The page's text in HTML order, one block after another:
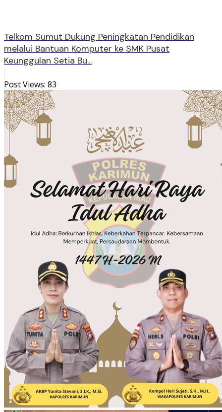
Telkom Sumut Dukung Peningkatan Pendidikan
melalui Bantuan Komputer ke SMK Pusat
Keunggulan Setia Bu...
Post Views: 83